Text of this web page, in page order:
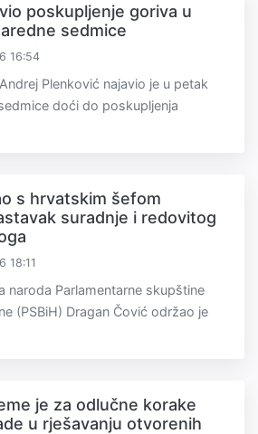
poskupljenje goriva u
sedmice
16:54
Plenković najavio je u petak
doći do poskupljenja
s hrvatskim šefom
suradnje i redovitog
18:11
naroda Parlamentarne skupštine
(PSBiH) Dragan Čović održao je
je za odlučne korake
u rješavanju otvorenih